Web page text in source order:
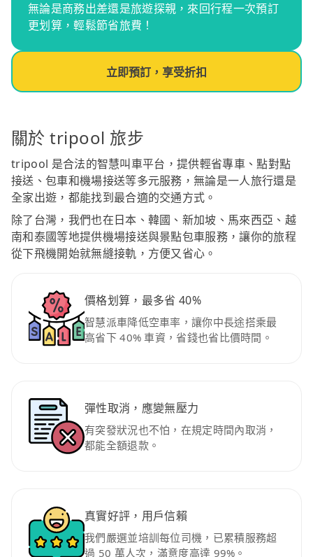
無論是商務出差還是旅遊探親，來回行程一次預訂
更划算，輕鬆節省旅費！
立即預訂，享受折扣
關於 tripool 旅步
tripool 是合法的智慧叫車平台，提供輕省專車、點對點
接送、包車和機場接送等多元服務，無論是一人旅行還是
全家出遊，都能找到最合適的交通方式。
除了台灣，我們也在日本、韓國、新加坡、馬來西亞、越
南和泰國等地提供機場接送與景點包車服務，讓你的旅程
從下飛機開始就無縫接軌，方便又省心。
價格划算，最多省 40%
智慧派車降低空車率，讓你中長途搭乘最
高省下 40% 車資，省錢也省比價時間。
彈性取消，應變無壓力
有突發狀況也不怕，在規定時間內取消，
都能全額退款。
真實好評，用戶信賴
我們嚴選並培訓每位司機，已累積服務超
過 50 萬人次，滿意度高達 99%。